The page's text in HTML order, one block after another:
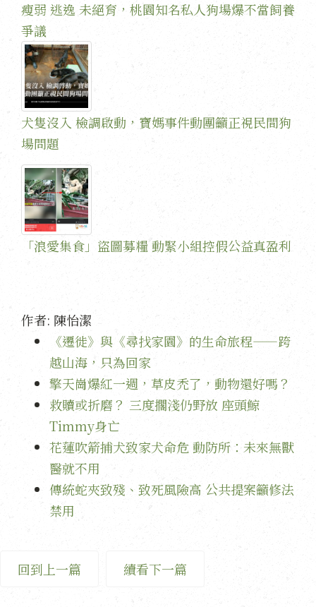
瘦弱 逃逸 未絕育，桃園知名私人狗場爆不當飼養
爭議
犬隻沒入 檢調啟動，寶媽事件動團籲正視民間狗
場問題
「浪愛集食」盜圖募糧 動緊小組控假公益真盈利
作者: 陳怡潔
《遷徙》與《尋找家園》的生命旅程——跨
越山海，只為回家
擎天崗爆紅一週，草皮禿了，動物還好嗎？
救贖或折磨？ 三度擱淺仍野放 座頭鯨
Timmy身亡
花蓮吹箭捕犬致家犬命危 動防所：未來無獸
醫就不用
傳統蛇夾致殘、致死風險高 公共提案籲修法
禁用
回到上一篇 續看下一篇